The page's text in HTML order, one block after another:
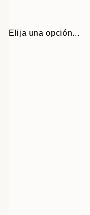
Elija una opción...